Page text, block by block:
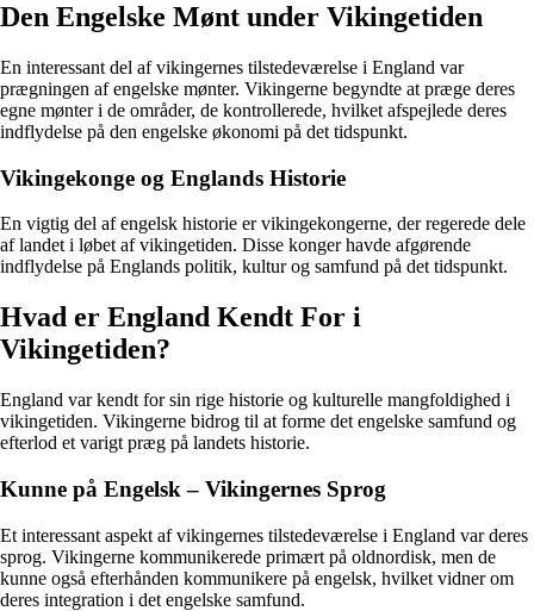
Den Engelske Mønt under Vikingetiden
En interessant del af vikingernes tilstedeværelse i England var
prægningen af engelske mønter. Vikingerne begyndte at præge deres
egne mønter i de områder, de kontrollerede, hvilket afspejlede deres
indflydelse på den engelske økonomi på det tidspunkt.
Vikingekonge og Englands Historie
En vigtig del af engelsk historie er vikingekongerne, der regerede dele
af landet i løbet af vikingetiden. Disse konger havde afgørende
indflydelse på Englands politik, kultur og samfund på det tidspunkt.
Hvad er England Kendt For i
Vikingetiden?
England var kendt for sin rige historie og kulturelle mangfoldighed i
vikingetiden. Vikingerne bidrog til at forme det engelske samfund og
efterlod et varigt præg på landets historie.
Kunne på Engelsk – Vikingernes Sprog
Et interessant aspekt af vikingernes tilstedeværelse i England var deres
sprog. Vikingerne kommunikerede primært på oldnordisk, men de
kunne også efterhånden kommunikere på engelsk, hvilket vidner om
deres integration i det engelske samfund.